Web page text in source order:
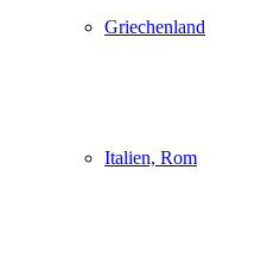
Griechenland
Italien, Rom